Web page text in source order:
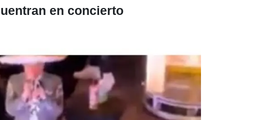
en concierto